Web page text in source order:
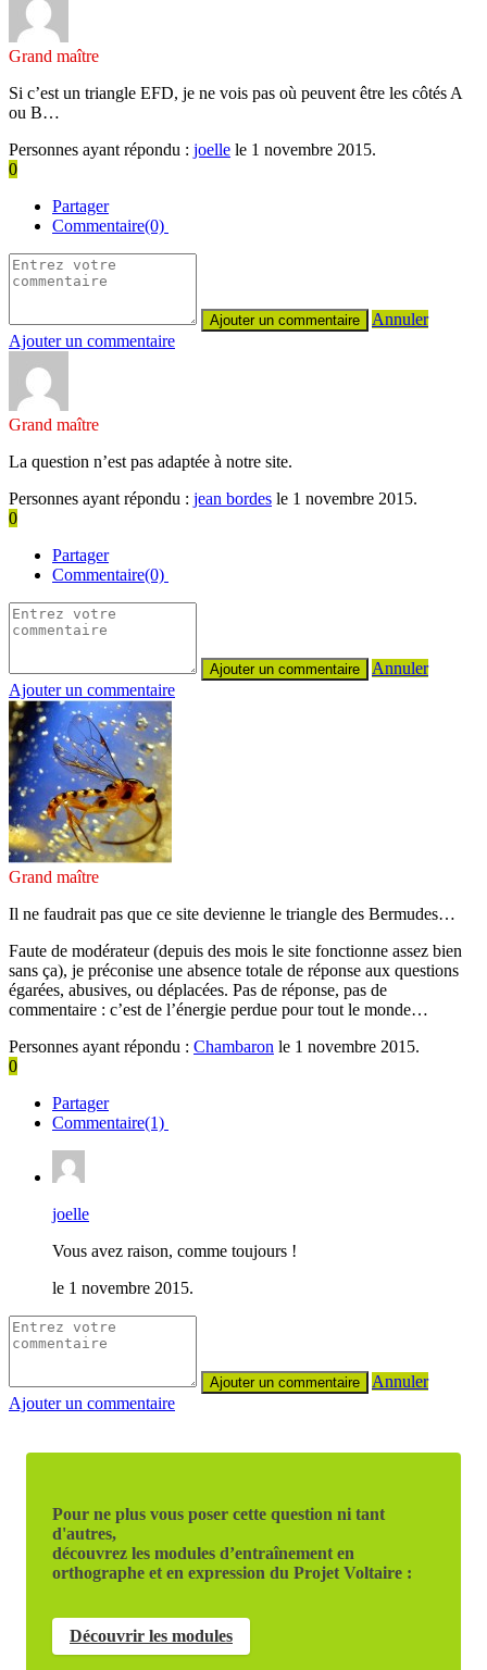
Grand maître
Si c’est un triangle EFD, je ne vois pas où peuvent être les côtés A
ou B…
Personnes ayant répondu : joelle le 1 novembre 2015.
0
Partager
Commentaire(0)
Annuler
Ajouter un commentaire
Grand maître
La question n’est pas adaptée à notre site.
Personnes ayant répondu : jean bordes le 1 novembre 2015.
0
Partager
Commentaire(0)
Annuler
Ajouter un commentaire
Grand maître
Il ne faudrait pas que ce site devienne le triangle des Bermudes…
Faute de modérateur (depuis des mois le site fonctionne assez bien
sans ça), je préconise une absence totale de réponse aux questions
égarées, abusives, ou déplacées. Pas de réponse, pas de
commentaire : c’est de l’énergie perdue pour tout le monde…
Personnes ayant répondu : Chambaron le 1 novembre 2015.
0
Partager
Commentaire(1)
joelle
Vous avez raison, comme toujours !
le 1 novembre 2015.
Annuler
Ajouter un commentaire
Pour ne plus vous poser cette question ni tant
d'autres,
découvrez les modules d’entraînement en
orthographe et en expression du Projet Voltaire :
Découvrir les modules